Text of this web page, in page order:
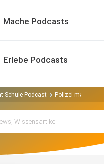
Mache Podcasts
Erlebe Podcasts
Schule Podcast Polizei macht